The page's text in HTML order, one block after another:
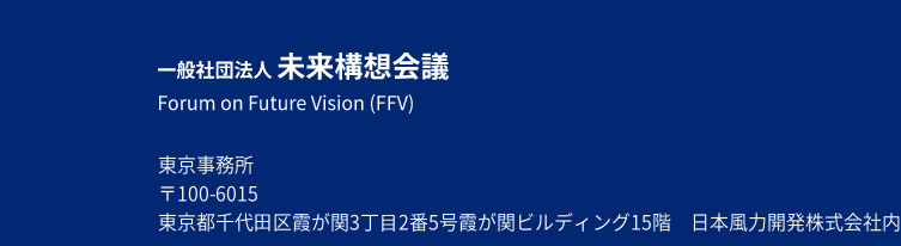
東京事務所
〒100-6015
東京都千代⽥区霞が関3丁⽬2番5号霞が関ビルディング15階 日本風力開発株式会社内